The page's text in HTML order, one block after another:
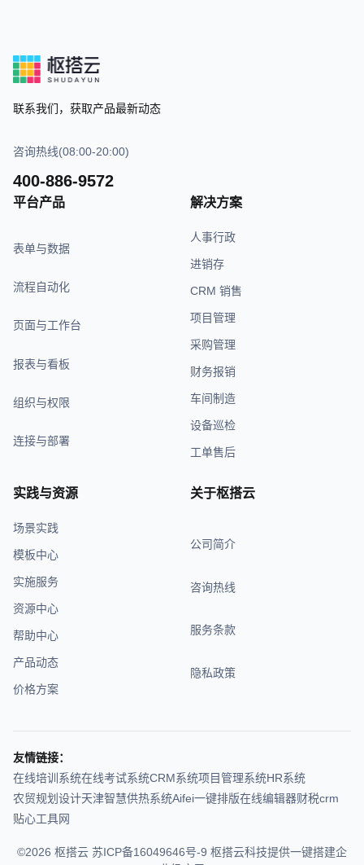
联系我们，获取产品最新动态
咨询热线(08:00-20:00)
400-886-9572
平台产品
表单与数据
流程自动化
页面与工作台
报表与看板
组织与权限
连接与部署
解决方案
人事行政
进销存
CRM 销售
项目管理
采购管理
财务报销
车间制造
设备巡检
工单售后
实践与资源
场景实践
模板中心
实施服务
资源中心
帮助中心
产品动态
价格方案
关于枢搭云
公司简介
咨询热线
服务条款
隐私政策
友情链接：
在线培训系统在线考试系统CRM系统项目管理系统HR系统
农贸规划设计天津智慧供热系统Aifei一键排版在线编辑器财税crm
贴心工具网
©2026 枢搭云 苏ICP备16049646号-9 枢搭云科技提供一键搭建企